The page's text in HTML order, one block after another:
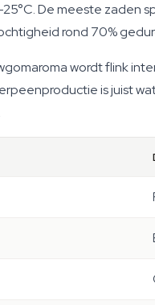
De meeste zaden
rond 70%
wordt flink
is juist